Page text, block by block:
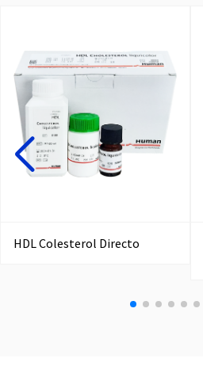
HDL Colesterol Directo